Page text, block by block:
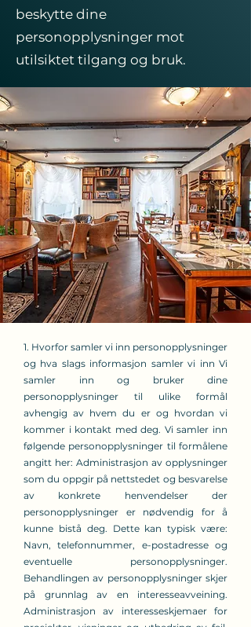
beskytte dine
personopplysninger mot
utilsiktet tilgang og bruk.
1. Hvorfor samler vi inn personopplysninger
og hva slags informasjon samler vi inn Vi
samler inn og bruker dine
personopplysninger til ulike formål
avhengig av hvem du er og hvordan vi
kommer i kontakt med deg. Vi samler inn
følgende personopplysninger til formålene
angitt her: Administrasjon av opplysninger
som du oppgir på nettstedet og besvarelse
av konkrete henvendelser der
personopplysninger er nødvendig for å
kunne bistå deg. Dette kan typisk være:
Navn, telefonnummer, e-postadresse og
eventuelle personopplysninger.
Behandlingen av personopplysninger skjer
på grunnlag av en interesseavveining.
Administrasjon av interesseskjemaer for